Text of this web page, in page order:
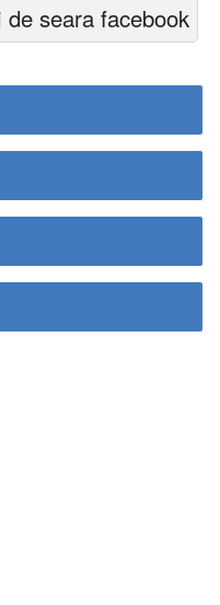
seara facebook